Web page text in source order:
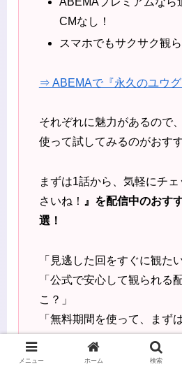
CMなし！
スマホでもサクサク観
⇒ ABEMAで『永久のユウ
それぞれに魅力があるので
使って試してみるのがおす
まずは1話から、気軽にチ
さいね！
』を配信中のおす
選！
「見逃した回をすぐに観た
「公式で安心して観られる
こ？」
「無料期間を使って、まず
そんな方にぴったりな3つ
メニュー ホーム 検索